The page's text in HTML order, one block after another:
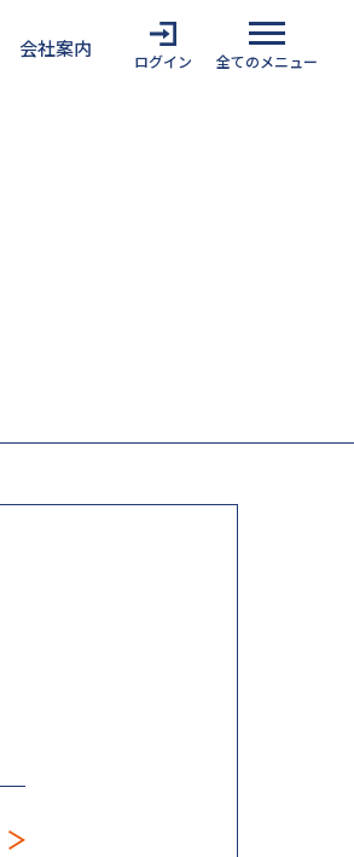
会社案内
ログイン